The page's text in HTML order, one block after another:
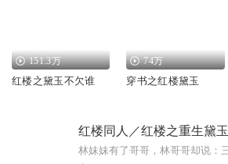
151.3万
红楼之黛玉不欠谁
74万
穿书之红楼黛玉
红楼同人／红楼之重生黛玉